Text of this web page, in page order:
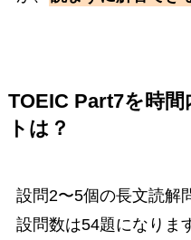
TOEIC Part7を時
トは？
設問2〜5個の長文読解
設問数は54題になりま